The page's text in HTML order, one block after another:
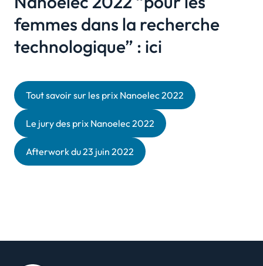
femmes dans la recherche
technologique” : ici
Tout savoir sur les prix Nanoelec 2022
Le jury des prix Nanoelec 2022
Afterwork du 23 juin 2022